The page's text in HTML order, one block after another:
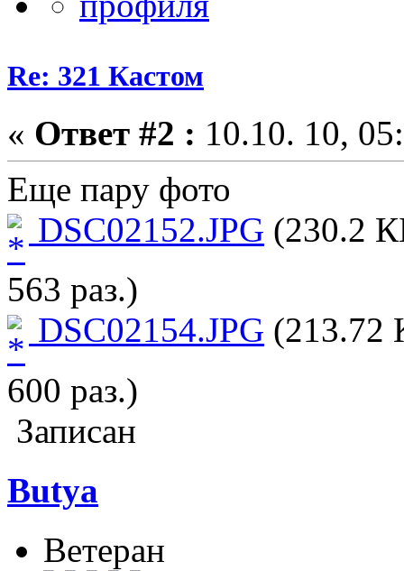
Re: 321 Кастом
« Ответ #2 : 10.10. 10,
Еще пару фото
DSC02152.JPG (230.2
563 раз.)
DSC02154.JPG (213.72
600 раз.)
Записан
Butya
Ветеран